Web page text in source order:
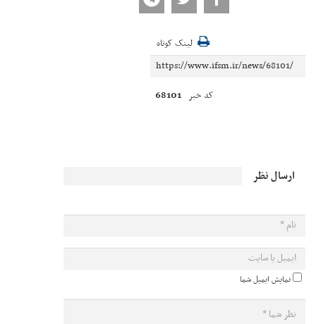
لینک کوتاه
کد خبر 68101
ارسال نظر
نمایش ایمیل شما